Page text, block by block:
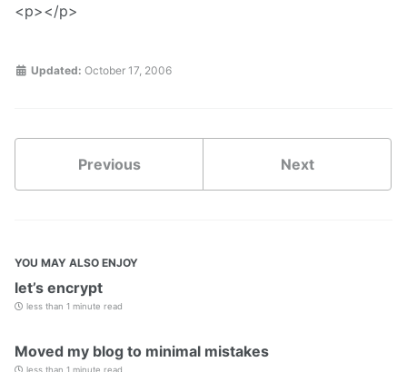
<p></p>
Updated: October 17, 2006
Previous Next
YOU MAY ALSO ENJOY
let’s encrypt
less than 1 minute read
Moved my blog to minimal mistakes
less than 1 minute read